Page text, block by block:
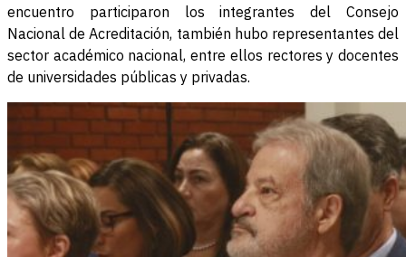
encuentro participaron los integrantes del Consejo
Nacional de Acreditación, también hubo representantes del
sector académico nacional, entre ellos rectores y docentes
de universidades públicas y privadas.